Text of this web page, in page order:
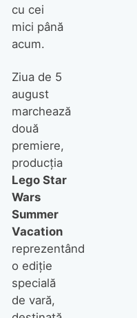
cu cei
mici până
acum.
Ziua de 5
august
marchează
două
premiere,
producția
Lego Star
Wars
Summer
Vacation
reprezentând
o ediție
specială
de vară,